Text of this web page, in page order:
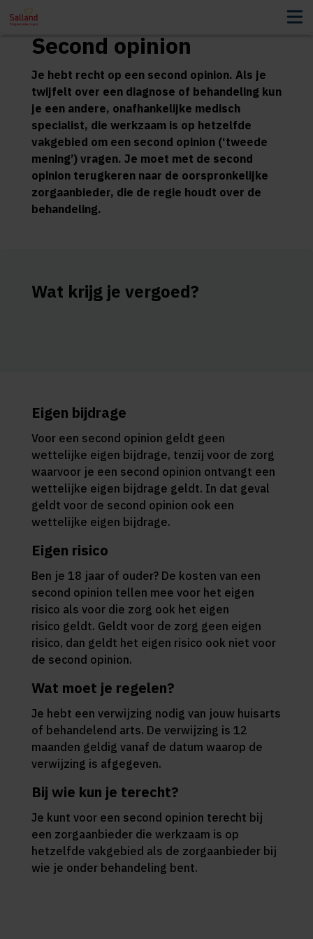
Second opinion
Je hebt recht op een second opinion. Als je
twijfelt over een diagnose of behandeling kun
je een andere, onafhankelijke medisch
specialist, die werkzaam is op hetzelfde
vakgebied om een second opinion (‘tweede
mening’) vragen. Je moet met de second
opinion terugkeren naar de oorspronkelijke
zorgaanbieder, die de regie houdt over de
behandeling.
Wat krijg je vergoed?
Eigen bijdrage
Voor een second opinion geldt geen
wettelijke eigen bijdrage, tenzij voor de zorg
waarvoor je een second opinion ontvangt een
wettelijke eigen bijdrage geldt. In dat geval
geldt voor de second opinion ook een
wettelijke eigen bijdrage.
Eigen risico
Ben je 18 jaar of ouder? De kosten van een
second opinion tellen mee voor het eigen
risico als voor die zorg ook het eigen
risico geldt. Geldt voor de zorg geen eigen
risico, dan geldt het eigen risico ook niet voor
de second opinion.
Wat moet je regelen?
Je hebt een verwijzing nodig van jouw huisarts
of behandelend arts. De verwijzing is 12
maanden geldig vanaf de datum waarop de
verwijzing is afgegeven.
Bij wie kun je terecht?
Je kunt voor een second opinion terecht bij
een zorgaanbieder die werkzaam is op
hetzelfde vakgebied als de zorgaanbieder bij
wie je onder behandeling bent.